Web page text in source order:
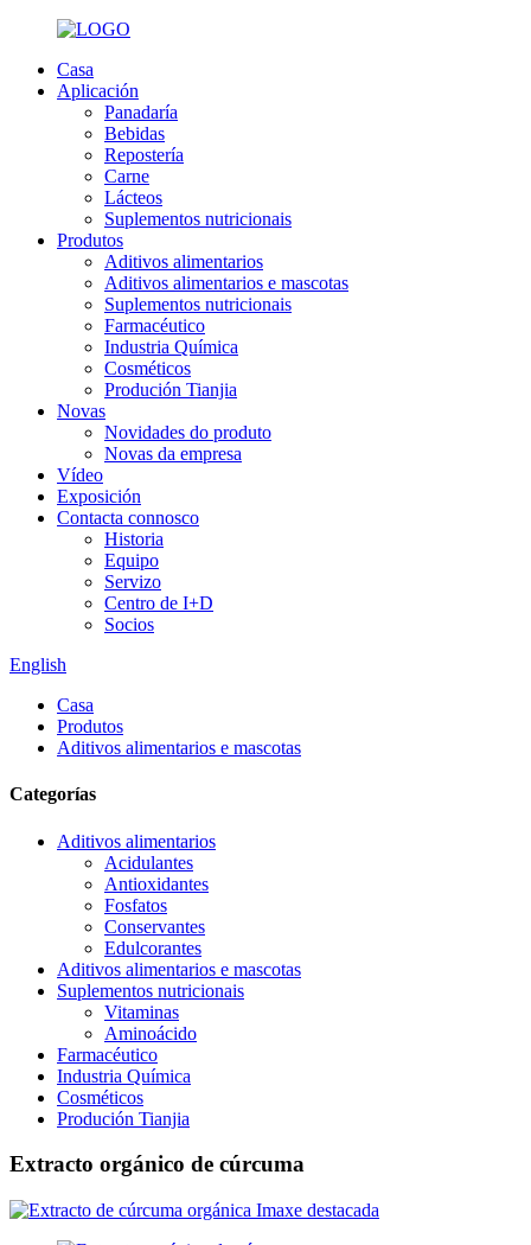
Casa
Aplicación
Panadaría
Bebidas
Repostería
Carne
Lácteos
Suplementos nutricionais
Produtos
Aditivos alimentarios
Aditivos alimentarios e mascotas
Suplementos nutricionais
Farmacéutico
Industria Química
Cosméticos
Produción Tianjia
Novas
Novidades do produto
Novas da empresa
Vídeo
Exposición
Contacta connosco
Historia
Equipo
Servizo
Centro de I+D
Socios
English
Casa
Produtos
Aditivos alimentarios e mascotas
Categorías
Aditivos alimentarios
Acidulantes
Antioxidantes
Fosfatos
Conservantes
Edulcorantes
Aditivos alimentarios e mascotas
Suplementos nutricionais
Vitaminas
Aminoácido
Farmacéutico
Industria Química
Cosméticos
Produción Tianjia
Extracto orgánico de cúrcuma